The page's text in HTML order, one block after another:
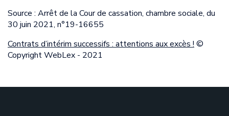
Source : Arrêt de la Cour de cassation, chambre sociale, du
30 juin 2021, n°19-16655
Contrats d’intérim successifs : attentions aux excès ! ©
Copyright WebLex - 2021